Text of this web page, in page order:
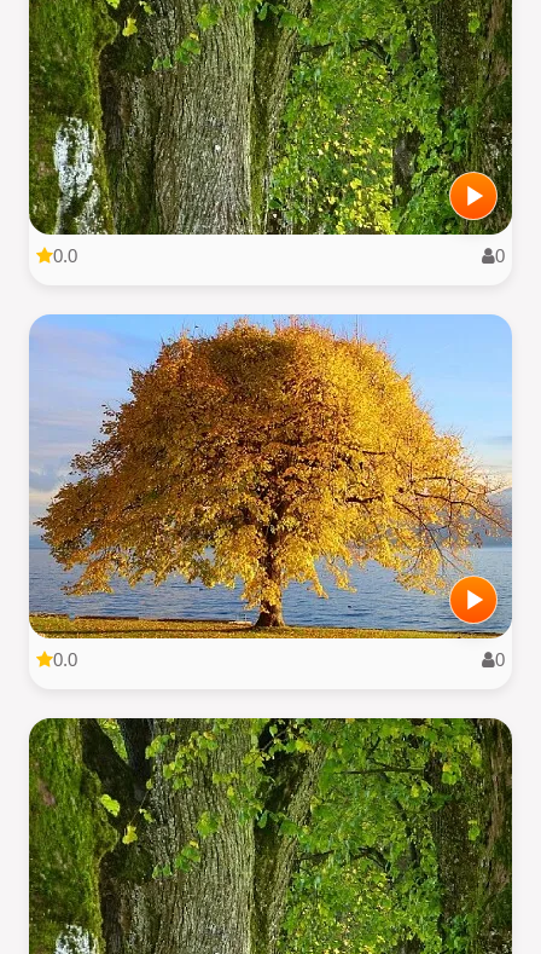
0.0 0
0.0 0